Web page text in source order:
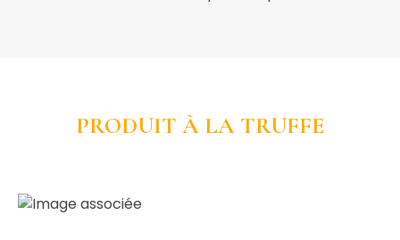
PRODUIT À LA TRUFFE